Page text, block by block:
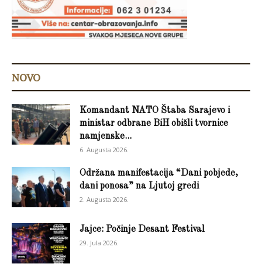
NOVO
Komandant NATO Štaba Sarajevo i
ministar odbrane BiH obišli tvornice
namjenske...
6. Augusta 2026.
Održana manifestacija “Dani pobjede,
dani ponosa” na Ljutoj gredi
2. Augusta 2026.
Jajce: Počinje Desant Festival
29. Jula 2026.